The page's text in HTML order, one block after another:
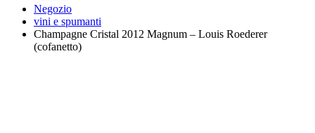
Negozio
vini e spumanti
Champagne Cristal 2012 Magnum – Louis Roederer
(cofanetto)